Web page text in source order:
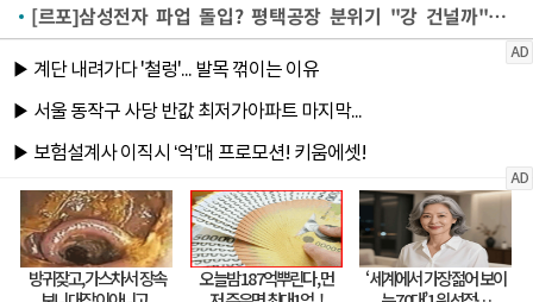
[르포]삼성전자 파업 돌입? 평택공장 분위기 "강 건널까" 걱정